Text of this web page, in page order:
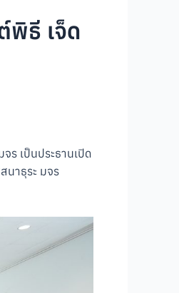
พิธี เจ็ด
ร เป็นประธานเปิด
าธุระ มจร